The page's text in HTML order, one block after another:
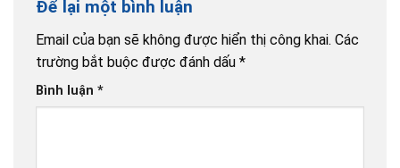
Để lại một bình luận
Email của bạn sẽ không được hiển thị công khai. Các
trường bắt buộc được đánh dấu *
Bình luận *